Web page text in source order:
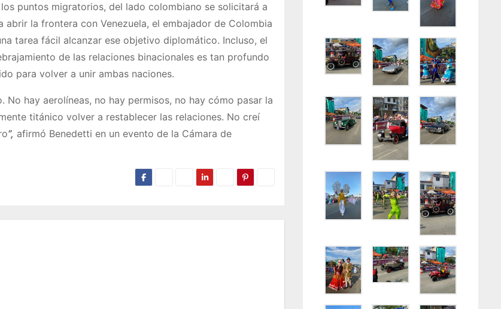
puntos migratorios, del lado colombiano se solicitará a
abrir la frontera con Venezuela, el embajador de Colombia
tarea fácil alcanzar ese objetivo diplomático. Incluso, el
de las relaciones binacionales es tan profundo
para volver a unir ambas naciones.
hay aerolíneas, no hay permisos, no hay cómo pasar la
titánico volver a restablecer las relaciones. No creí
”, afirmó Benedetti en un evento de la Cámara de